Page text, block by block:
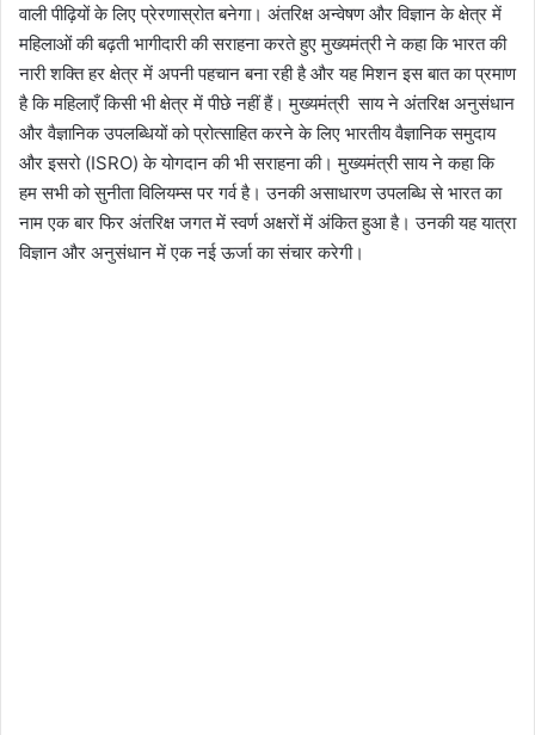
वाली पीढ़ियों के लिए प्रेरणास्रोत बनेगा। अंतरिक्ष अन्वेषण और विज्ञान के क्षेत्र में
महिलाओं की बढ़ती भागीदारी की सराहना करते हुए मुख्यमंत्री ने कहा कि भारत की
नारी शक्ति हर क्षेत्र में अपनी पहचान बना रही है और यह मिशन इस बात का प्रमाण
है कि महिलाएँ किसी भी क्षेत्र में पीछे नहीं हैं। मुख्यमंत्री साय ने अंतरिक्ष अनुसंधान
और वैज्ञानिक उपलब्धियों को प्रोत्साहित करने के लिए भारतीय वैज्ञानिक समुदाय
और इसरो (ISRO) के योगदान की भी सराहना की। मुख्यमंत्री साय ने कहा कि
हम सभी को सुनीता विलियम्स पर गर्व है। उनकी असाधारण उपलब्धि से भारत का
नाम एक बार फिर अंतरिक्ष जगत में स्वर्ण अक्षरों में अंकित हुआ है। उनकी यह यात्रा
विज्ञान और अनुसंधान में एक नई ऊर्जा का संचार करेगी।